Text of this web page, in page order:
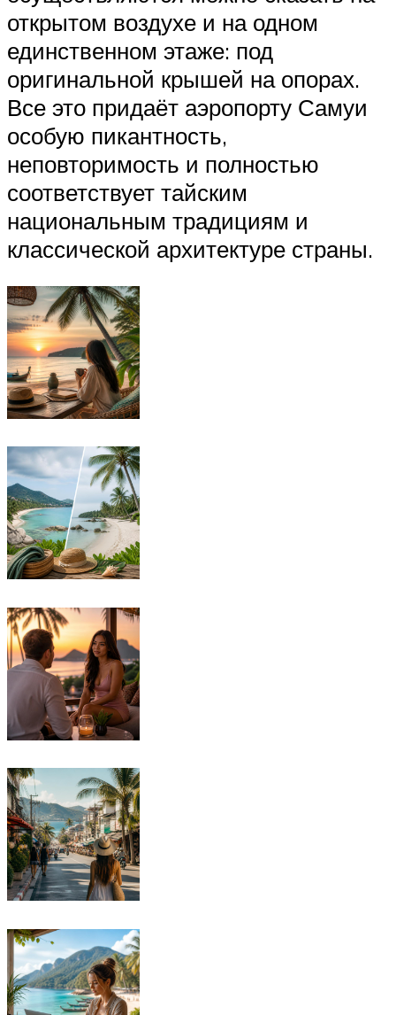
открытом воздухе и на одном
единственном этаже: под
оригинальной крышей на опорах.
Все это придаёт аэропорту Самуи
особую пикантность,
неповторимость и полностью
соответствует тайским
национальным традициям и
классической архитектуре страны.